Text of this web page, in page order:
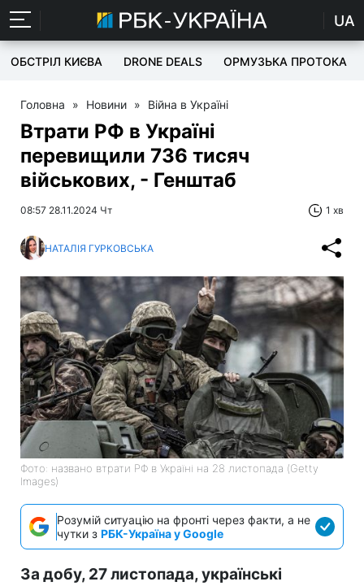
UA
ОБСТРІЛ КИЄВА DRONE DEALS ОРМУЗЬКА ПРОТОКА
Головна » Новини » Війна в Україні
Втрати РФ в Україні
перевищили 736 тисяч
військових, - Генштаб
08:57 28.11.2024 Чт 1 хв
НАТАЛІЯ ГУРКОВСЬКА
Фото: названо втрати РФ в Україні на 28 листопада (Getty
Images)
Розумій ситуацію на фронті через факти, а не
чутки з РБК-Україна у Google
За добу, 27 листопада, українські